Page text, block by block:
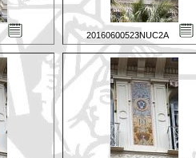
20160600523NUC2A